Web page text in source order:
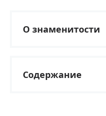
О знаменитости
Содержание